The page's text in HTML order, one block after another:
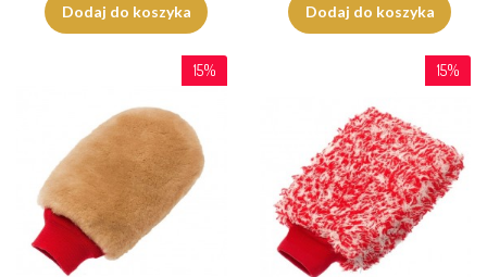
Dodaj do koszyka
Dodaj do koszyka
15% 15%